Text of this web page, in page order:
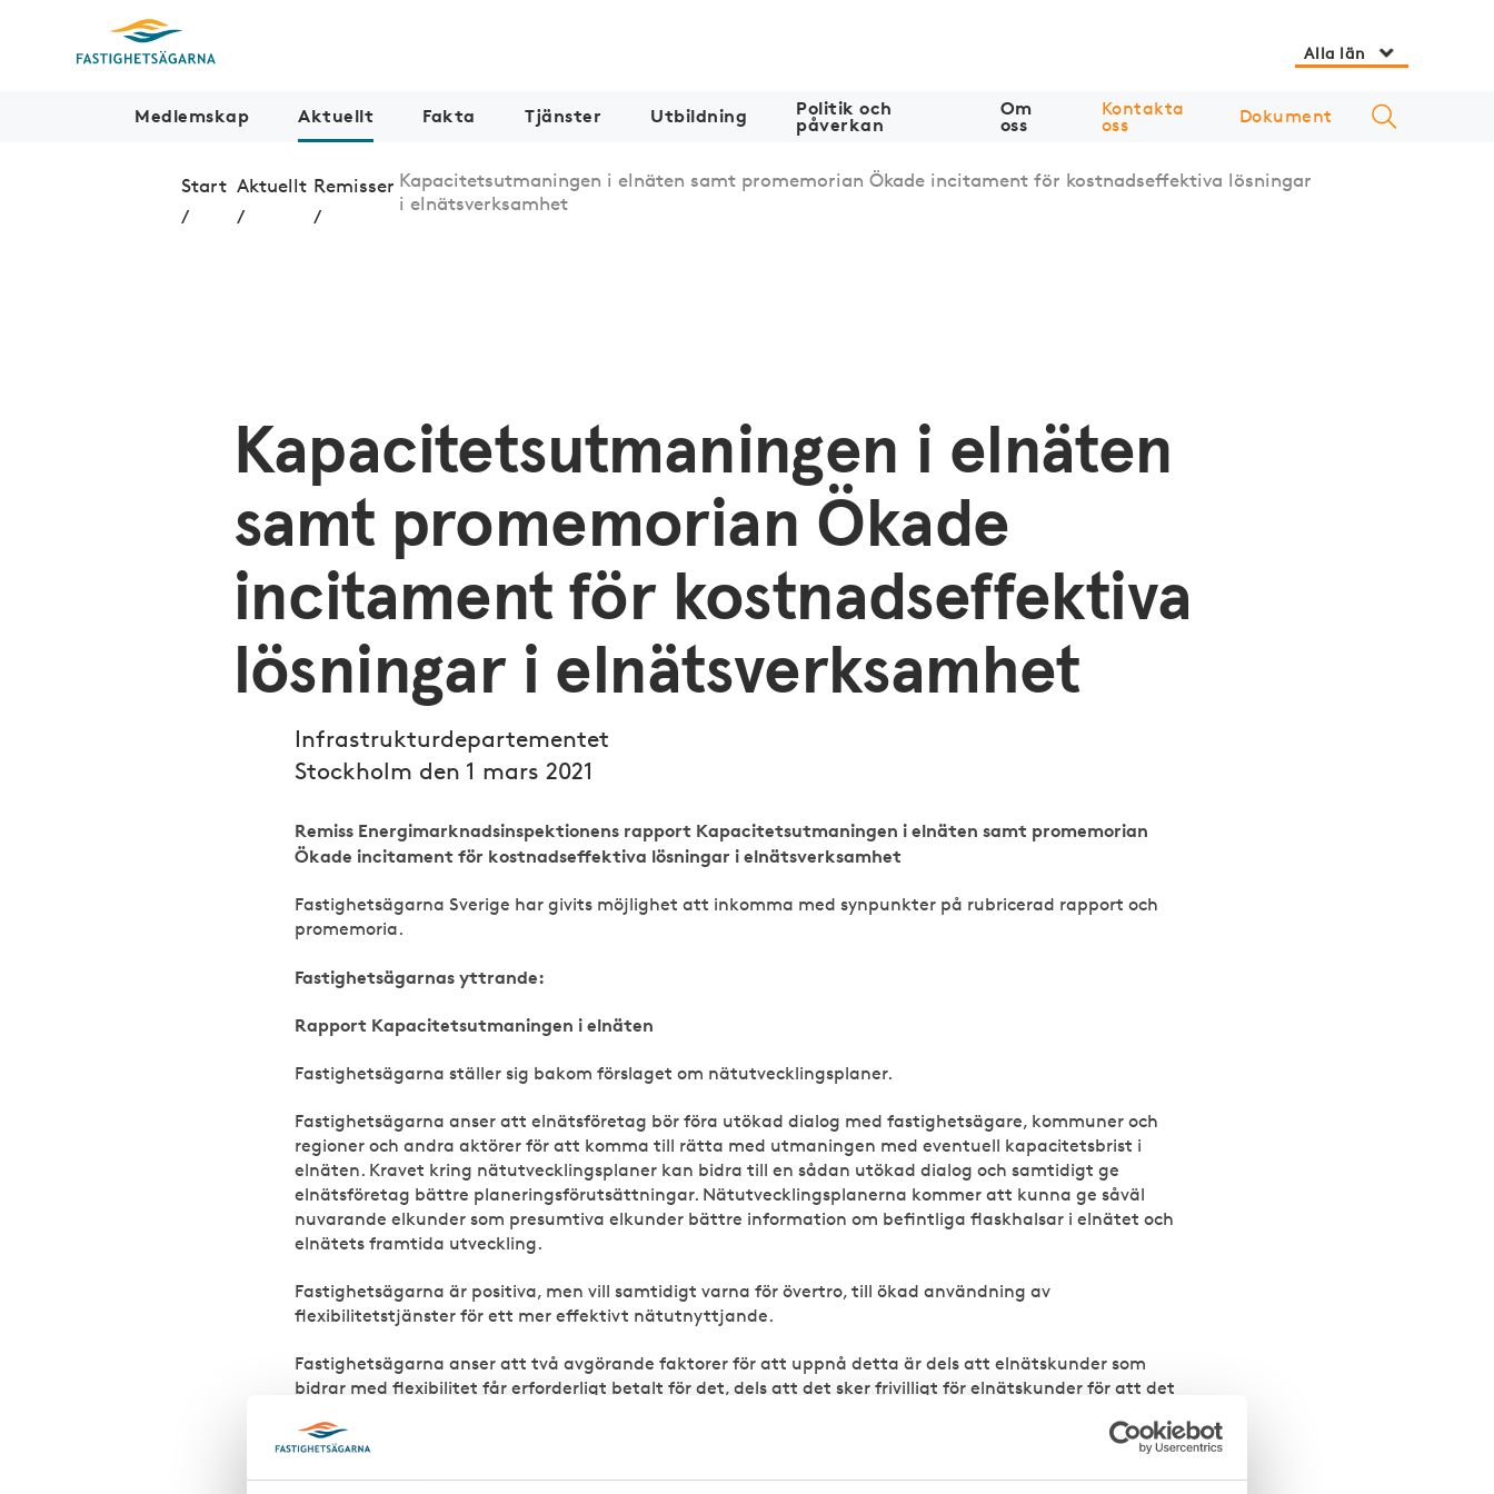
Alla län
Medlemskap Aktuellt Fakta Tjänster Utbildning Politik och
påverkan
Om
oss
Kontakta
oss Dokument
Start
/
Aktuellt
/
Remisser
/
Kapacitetsutmaningen i elnäten samt promemorian Ökade incitament för kostnadseffektiva lösningar
i elnätsverksamhet
Kapacitetsutmaningen i elnäten
samt promemorian Ökade
incitament för kostnadseffektiva
lösningar i elnätsverksamhet
Infrastrukturdepartementet
Stockholm den 1 mars 2021
Remiss Energimarknadsinspektionens rapport Kapacitetsutmaningen i elnäten samt promemorian
Ökade incitament för kostnadseffektiva lösningar i elnätsverksamhet
Fastighetsägarna Sverige har givits möjlighet att inkomma med synpunkter på rubricerad rapport och
promemoria.
Fastighetsägarnas yttrande:
Rapport Kapacitetsutmaningen i elnäten
Fastighetsägarna ställer sig bakom förslaget om nätutvecklingsplaner.
Fastighetsägarna anser att elnätsföretag bör föra utökad dialog med fastighetsägare, kommuner och
regioner och andra aktörer för att komma till rätta med utmaningen med eventuell kapacitetsbrist i
elnäten. Kravet kring nätutvecklingsplaner kan bidra till en sådan utökad dialog och samtidigt ge
elnätsföretag bättre planeringsförutsättningar. Nätutvecklingsplanerna kommer att kunna ge såväl
nuvarande elkunder som presumtiva elkunder bättre information om befintliga flaskhalsar i elnätet och
elnätets framtida utveckling.
Fastighetsägarna är positiva, men vill samtidigt varna för övertro, till ökad användning av
flexibilitetstjänster för ett mer effektivt nätutnyttjande.
Fastighetsägarna anser att två avgörande faktorer för att uppnå detta är dels att elnätskunder som
bidrar med flexibilitet får erforderligt betalt för det, dels att det sker frivilligt för elnätskunder för att det
En förutsättning för detta är att Ei, till exempel inom ramen för dialogforumet EFFEKT-dialogen, fångar upp
och tar hänsyn till elkundernas synpunkter och förslag kring såväl regler för flexibilitetsmarknaders